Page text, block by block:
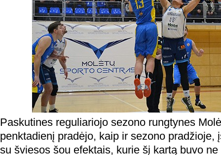
Paskutines reguliariojo sezono rungtynes
penktadienį pradėjo, kaip ir sezono pradžioje,
su šviesos šou efektais, kurie šį kartą buvo